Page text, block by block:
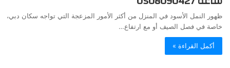
ظهور النمل الأسود في المنزل من أكثر الأمور المزعجة التي تواجه سكان دبي،
خاصة في فصل الصيف أو مع ارتفاع…
أكمل القراءة »